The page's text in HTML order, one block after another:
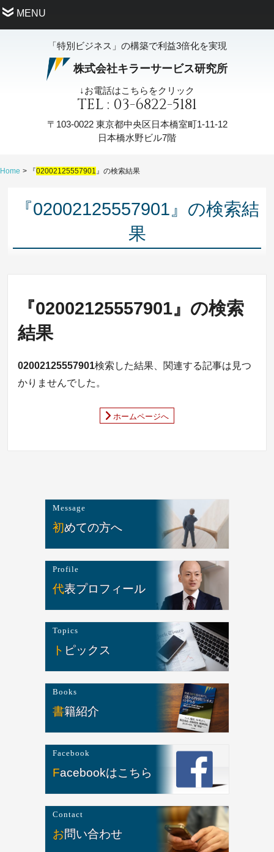
MENU
「特別ビジネス」の構築で利益3倍化を実現
株式会社キラーサービス研究所
↓お電話はこちらをクリック
TEL : 03-6822-5181
〒103-0022東京都中央区日本橋室町1-11-12
日本橋水野ビル7階
Home 『02002125557901』の検索結果
『02002125557901』の検索結
果
『02002125557901』の検索
結果
02002125557901検索した結果、関連する記事は見つ
かりませんでした。
ホームページへ
Message
初めての方へ
Profile
代表プロフィール
Topics
トピックス
Books
書籍紹介
Facebook
Facebookはこちら
Contact
お問い合わせ